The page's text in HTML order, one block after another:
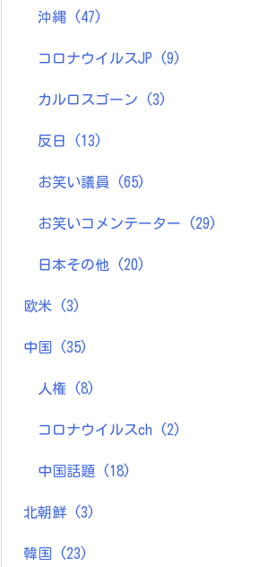
沖縄 (47)
コロナウイルスJP (9)
カルロスゴーン (3)
反日 (13)
お笑い議員 (65)
お笑いコメンテーター (29)
日本その他 (20)
欧米 (3)
中国 (35)
人権 (8)
コロナウイルスch (2)
中国話題 (18)
北朝鮮 (3)
韓国 (23)